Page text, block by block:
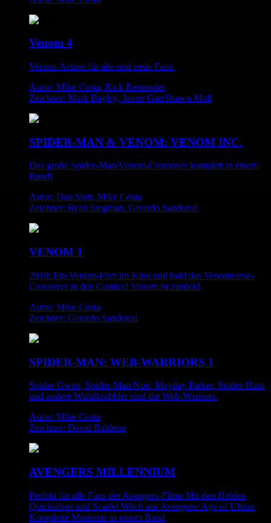
Venom 4
Venom-Action für alte und neue Fans.
Autor: Mike Costa, Rick Remender
Zeichner: Mark Bagley, Javier GarrShawn Moll
SPIDER-MAN & VENOM: VENOM INC.
Das große Spider-Man/Venom-Crossover komplett in einem
Band!
Autor: Dan Slott, Mike Costa
Zeichner: Ryan Stegman, Gerardo Sandoval
VENOM 1
2018: Ein Venom-Film im Kino und bald das Venomverse-
Crossover in den Comics! Venom ist zurück!
Autor: Mike Costa
Zeichner: Gerardo Sandoval
SPIDER-MAN: WEB-WARRIORS 1
Spider-Gwen, Spider-Man Noir, Mayday Parker, Spider-Ham
und andere Wandkrabbler sind die Web-Warriors.
Autor: Mike Costa
Zeichner: David Baldeon
AVENGERS MILLENNIUM
Perfekt für alle Fans der Avengers-Filme Mit den Helden
Quicksilver und Scarlet Witch aus Avengers: Age of Ultron
Komplette Miniserie in einem Band